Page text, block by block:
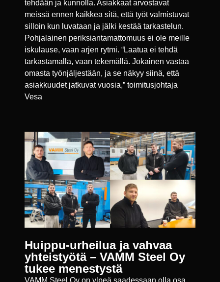
tehdään ja kunnolla. Asiakkaat arvostavat
meissä ennen kaikkea sitä, että työt valmistuvat
silloin kun luvataan ja jälki kestää tarkastelun.
Pohjalainen periksiantamattomuus ei ole meille
iskulause, vaan arjen rytmi. “Laatua ei tehdä
tarkastamalla, vaan tekemällä. Jokainen vastaa
omasta työnjäljestään, ja se näkyy siinä, että
asiakkuudet jatkuvat vuosia,” toimitusjohtaja
Vesa
Huippu-urheilua ja vahvaa
yhteistyötä – VAMM Steel Oy
tukee menestystä